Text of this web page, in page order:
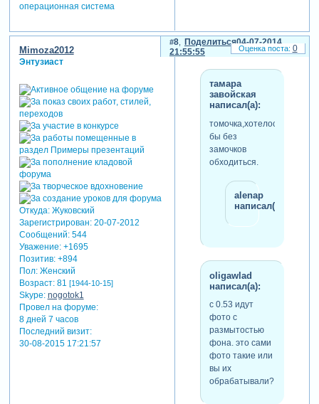
операционная система
Поделиться
8
04-07-2014
21:55:55
Mimoza2012
Энтузиаст
Откуда:Жуковский
Зарегистрирован: 20-07-2012
Сообщений:544
Уважение: +1695
Позитив: +894
Пол:Женский
Возраст:81 [1944-10-15]
Skype: nogotok1
Провел на форуме:
8 дней 7 часов
Последний визит:
30-08-2015 17:21:57
тамара
завойская
написал(а):
томочка,хотелось
бы без
замочков
обходиться.
alenap
написал(а):
oligawlad
написал(а):
с 0.53 идут
фото с
размытостью
фона. это сами
фото такие или
вы их
обрабатывали?
0